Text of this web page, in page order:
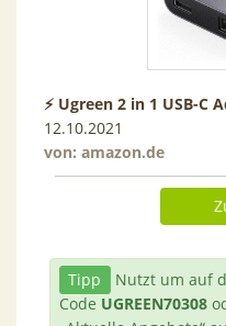
⚡ Ugreen 2 in 1 USB-C
12.10.2021
von: amazon.de
Tipp
Nutzt um auf
Code UGREEN70308